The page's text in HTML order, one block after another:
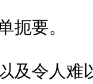
单扼要
及令人